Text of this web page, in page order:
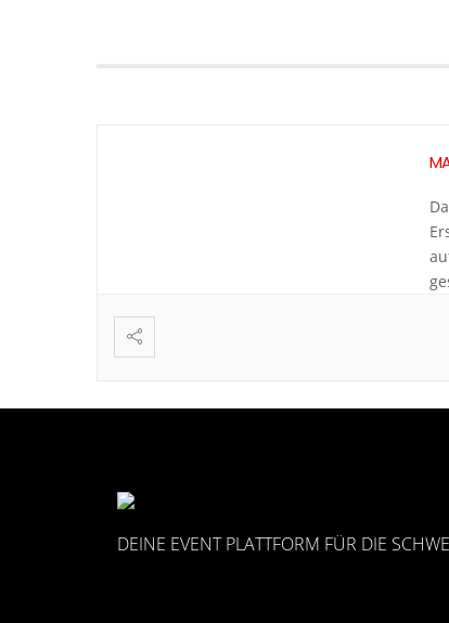
DEINE EVENT PLATTFORM FÜR DIE